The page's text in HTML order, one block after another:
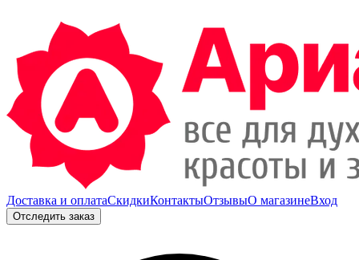
Доставка и оплатаСкидкиКонтактыОтзывыО магазинеВход
Отследить заказ